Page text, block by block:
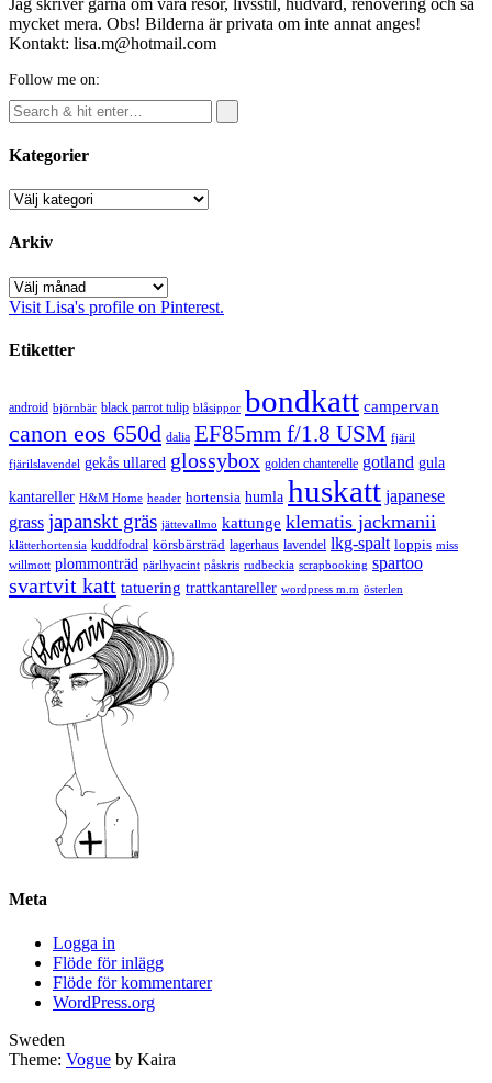
mycket mera. Obs! Bilderna är privata om inte annat anges!
Kontakt: lisa.m@hotmail.com
Follow me on:
Kategorier
Kategorier
Arkiv
Arkiv
Visit Lisa's profile on Pinterest.
Etiketter
android björnbär black parrot tulip blåsippor bondkatt campervan
canon eos 650d dalia EF85mm f/1.8 USM fjäril
fjärilslavendel gekås ullared glossybox golden chanterelle gotland gula
kantareller H&M Home header hortensia humla huskatt japanese
grass japanskt gräs jättevallmo kattunge klematis jackmanii
klätterhortensia kuddfodral körsbärsträd lagerhaus lavendel lkg-spalt loppis miss
willmott plommonträd pärlhyacint påskris rudbeckia scrapbooking spartoo
svartvit katt tatuering trattkantareller wordpress m.m österlen
Meta
Logga in
Flöde för inlägg
Flöde för kommentarer
WordPress.org
Sweden
Theme: Vogue by Kaira